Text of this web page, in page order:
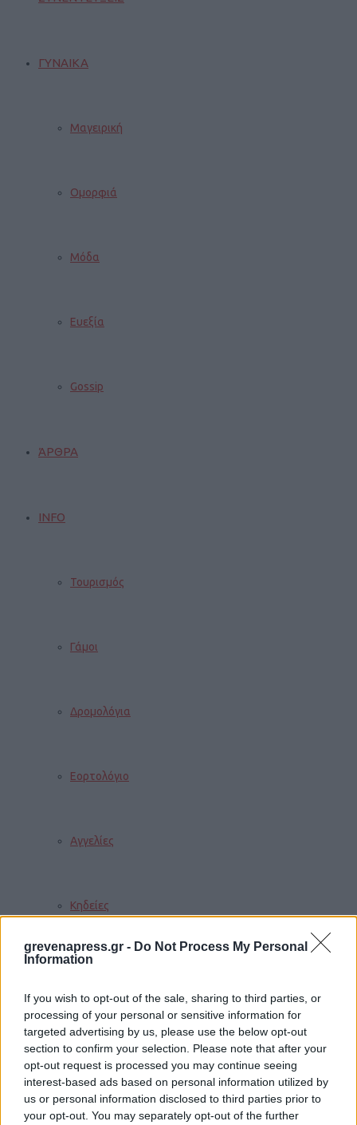
grevenapress.gr - Do Not Process My Personal
Information
If you wish to opt-out of the sale, sharing to third parties, or
processing of your personal or sensitive information for
targeted advertising by us, please use the below opt-out
section to confirm your selection. Please note that after your
opt-out request is processed you may continue seeing
interest-based ads based on personal information utilized by
us or personal information disclosed to third parties prior to
your opt-out. You may separately opt-out of the further
ΓΥΝΑΙΚΑ
Μαγειρική
Ομορφιά
Μόδα
Ευεξία
Gossip
ΆΡΘΡΑ
INFO
Τουρισμός
Γάμοι
Δρομολόγια
Εορτολόγιο
Αγγελίες
Κηδείες
Φαρμακεία
Φωτιές